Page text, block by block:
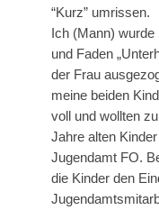
“Kurz” umrissen.
Ich (Mann)
und Faden
der Frau
meine beiden
voll und wollten
Jahre alten
Jugendamt FO.
die Kinder den